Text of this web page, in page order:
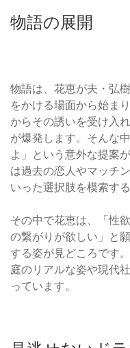
物語の展開
物語は、花恵が夫・弘
をかける場面から始ま
からその誘いを受け入
が爆発します。そんな
よ」という意外な提案
は過去の恋人やマッチ
いった選択肢を模索す
その中で花恵は、「性
の繋がりが欲しい」と
する姿が見どころです
庭のリアルな姿や現代
っています。